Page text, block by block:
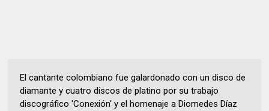
El cantante colombiano fue galardonado con un disco de
diamante y cuatro discos de platino por su trabajo
discográfico 'Conexión' y el homenaje a Diomedes Díaz